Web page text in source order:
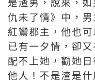
仇未了情》中，
紅鸞郡主，他也
已有一夕情，卻
配不上她，勸她
他人！不是渣是什